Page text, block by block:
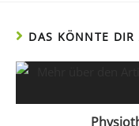
DAS KÖNNTE DIR